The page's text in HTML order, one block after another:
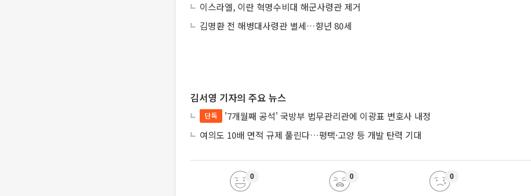
이스라엘, 이란 혁명수비대 해군사령관 제거
김명환 전 해병대사령관 별세…향년 80세
김서영 기자의 주요 뉴스
단독
'7개월째 공석' 국방부 법무관리관에 이광표 변호사 내정
여의도 10배 면적 규제 풀린다…평택·고양 등 개발 탄력 기대
0 0 0